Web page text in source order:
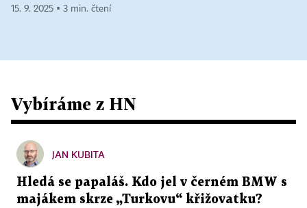
15. 9. 2025 ▪ 3 min. čtení
Vybíráme z HN
JAN KUBITA
Hledá se papaláš. Kdo jel v černém BMW s
majákem skrze „Turkovu“ křižovatku?